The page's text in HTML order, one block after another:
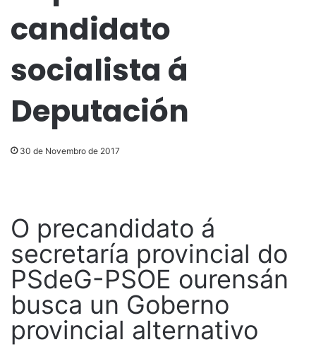
candidato
socialista á
Deputación
30 de Novembro de 2017
O precandidato á
secretaría provincial do
PSdeG-PSOE ourensán
busca un Goberno
provincial alternativo